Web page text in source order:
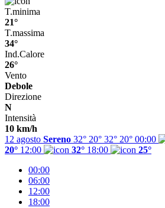
T.minima
21°
T.massima
34°
Ind.Calore
26°
Vento
Debole
Direzione
N
Intensità
10 km/h
12 agosto Sereno 32° 20° 32° 20° 00:00
20° 12:00 32° 18:00
25°
00:00
06:00
12:00
18:00